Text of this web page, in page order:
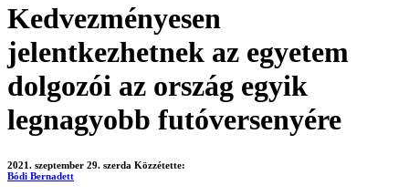
Kedvezményesen
jelentkezhetnek az egyetem
dolgozói az ország egyik
legnagyobb futóversenyére
2021. szeptember 29. szerda Közzétette:
Bódi Bernadett